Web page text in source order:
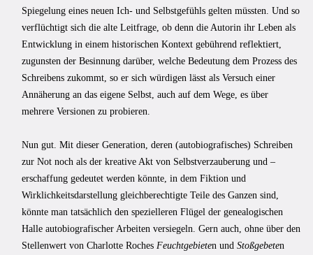
Spiegelung eines neuen Ich- und Selbstgefühls gelten müssten. Und so
verflüchtigt sich die alte Leitfrage, ob denn die Autorin ihr Leben als
Entwicklung in einem historischen Kontext gebührend reflektiert,
zugunsten der Besinnung darüber, welche Bedeutung dem Prozess des
Schreibens zukommt, so er sich würdigen lässt als Versuch einer
Annäherung an das eigene Selbst, auch auf dem Wege, es über
mehrere Versionen zu probieren.
Nun gut. Mit dieser Generation, deren (autobiografisches) Schreiben
zur Not noch als der kreative Akt von Selbstverzauberung und –
erschaffung gedeutet werden könnte, in dem Fiktion und
Wirklichkeitsdarstellung gleichberechtigte Teile des Ganzen sind,
könnte man tatsächlich den spezielleren Flügel der genealogischen
Halle autobiografischer Arbeiten versiegeln. Gern auch, ohne über den
Stellenwert von Charlotte Roches Feuchtgebieten und Stoßgebeten